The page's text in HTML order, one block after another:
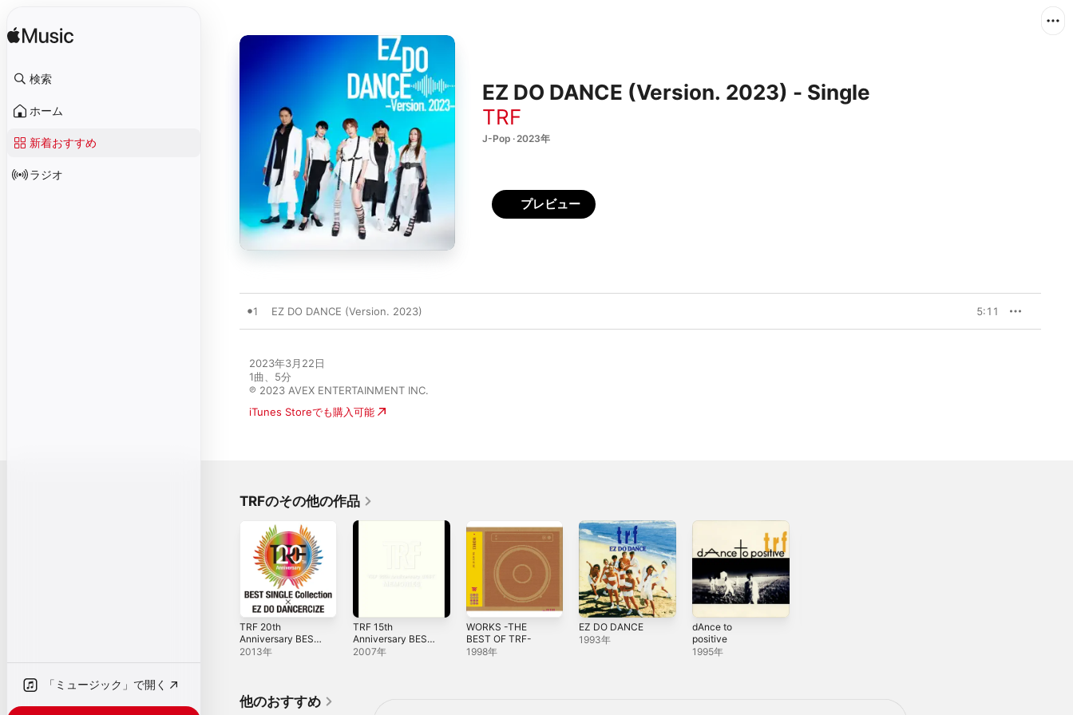
検索
ホーム
新着おすすめ
ラジオ
「ミュージック」で開く
EZ DO DANCE (Version. 2023) - Single
TRF
J-Pop · 2023年
プレビュー
1 EZ DO DANCE (Version. 2023) 5:11
2023年3月22日
1曲、5分
℗ 2023 AVEX ENTERTAINMENT INC.
iTunes Storeでも購入可能
TRFのその他の作品
TRF 20th
Anniversary BEST
SINGLE Collection
2013年
TRF 15th
Anniversary BEST
- MEMORIES -
2007年
WORKS -THE
BEST OF TRF-
1998年
EZ DO DANCE
1993年
dAnce to
positive
1995年
他のおすすめ